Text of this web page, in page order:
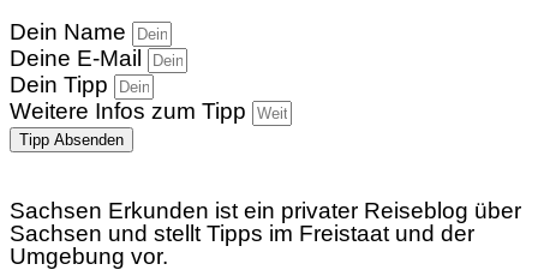
Dein Name
Deine E-Mail
Dein Tipp
Weitere Infos zum Tipp
Tipp Absenden
Sachsen Erkunden ist ein privater Reiseblog über
Sachsen und stellt Tipps im Freistaat und der
Umgebung vor.